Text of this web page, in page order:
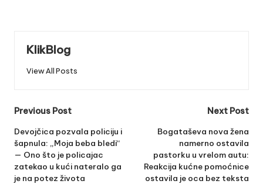
KlikBlog
View All Posts
Post
navigation
Previous Post
Devojčica pozvala policiju i
šapnula: „Moja beba bledi“
— Ono što je policajac
zatekao u kući nateralo ga
je na potez života
Next Post
Bogataševa nova žena
namerno ostavila
pastorku u vrelom autu:
Reakcija kućne pomoćnice
ostavila je oca bez teksta